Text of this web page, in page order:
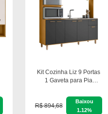
Kit Cozinha Liz 9 Portas
1 Gaveta para Pia
R$ 894,68
Baixou
1.12%